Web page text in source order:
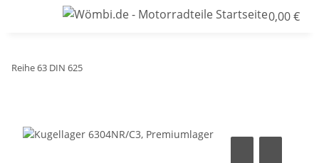
0,00 €
Reihe 63 DIN 625